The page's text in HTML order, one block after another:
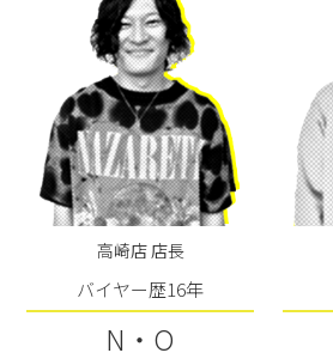
高崎店 店長
バイヤー歴16年
N・O